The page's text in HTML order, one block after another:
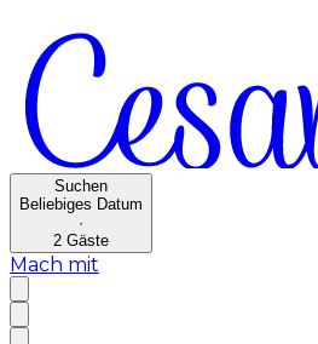
Suchen
Beliebiges Datum
·
2 Gäste
Mach mit